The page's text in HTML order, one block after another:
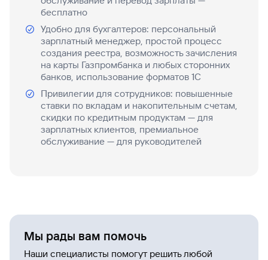
бесплатно
Удобно для бухгалтеров: персональный
зарплатный менеджер, простой процесс
создания реестра, возможность зачисления
на карты Газпромбанка и любых сторонних
банков, использование форматов 1С
Привилегии для сотрудников: повышенные
ставки по вкладам и накопительным счетам,
скидки по кредитным продуктам — для
зарплатных клиентов, премиальное
обслуживание — для руководителей
Мы рады вам помочь
Наши специалисты помогут решить любой